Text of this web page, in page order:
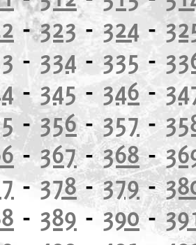
-323-324 -
- 334 - 335 -
- 345- 346 -
-356-357-
-367-368-
-378-379-
- 389 - 390-